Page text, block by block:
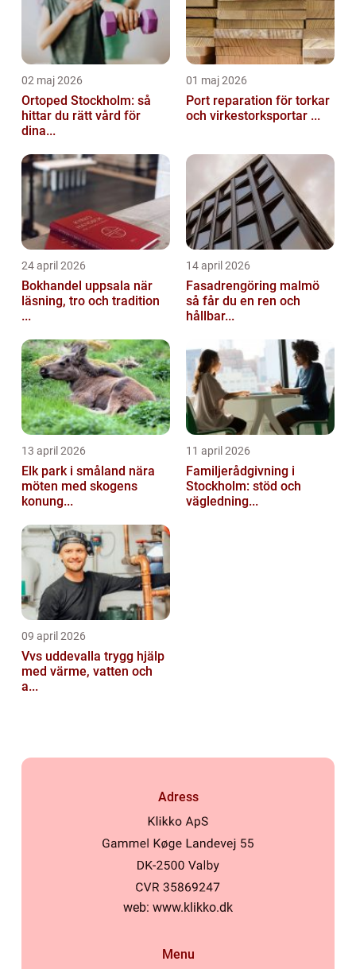
02 maj 2026
Ortoped Stockholm: så
hittar du rätt vård för
dina...
01 maj 2026
Port reparation för torkar
och virkestorksportar ...
24 april 2026
Bokhandel uppsala när
läsning, tro och tradition
...
14 april 2026
Fasadrengöring malmö
så får du en ren och
hållbar...
13 april 2026
Elk park i småland nära
möten med skogens
konung...
11 april 2026
Familjerådgivning i
Stockholm: stöd och
vägledning...
09 april 2026
Vvs uddevalla trygg hjälp
med värme, vatten och
a...
Adress
web: www.klikko.dk
Menu